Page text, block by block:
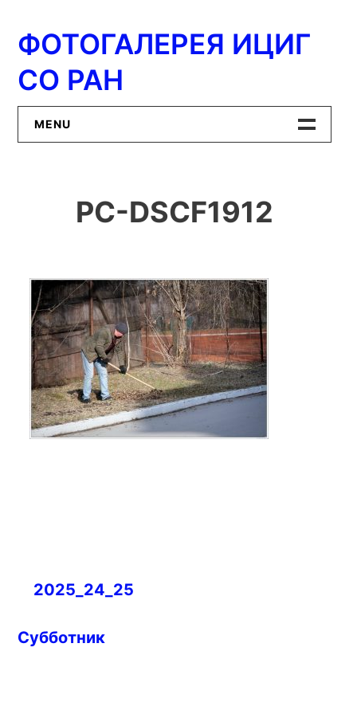
содержимому
ФОТОГАЛЕРЕЯ ИЦИГ
СО РАН
MENU
ИЦиГ СО РАН
PC-DSCF1912
Навигация
записям
2025_24_25
Субботник